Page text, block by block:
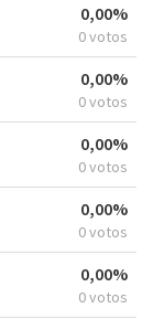
0,00%
0 votos
0,00%
0 votos
0,00%
0 votos
0,00%
0 votos
0,00%
0 votos